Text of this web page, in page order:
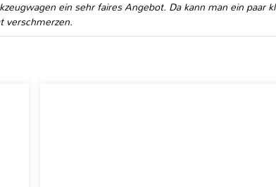
ein sehr faires Angebot. Da kann man ein paar
verschmerzen.